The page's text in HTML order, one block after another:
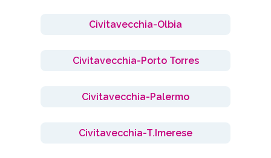
Civitavecchia-Olbia
Civitavecchia-Porto Torres
Civitavecchia-Palermo
Civitavecchia-T.Imerese